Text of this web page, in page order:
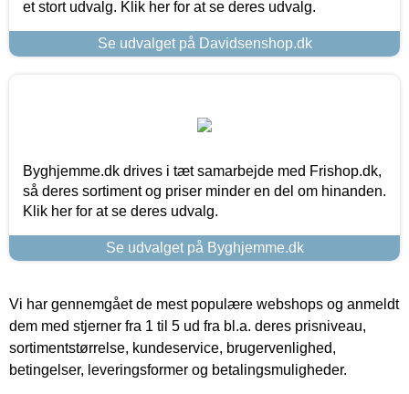
et stort udvalg. Klik her for at se deres udvalg.
Se udvalget på Davidsenshop.dk
Byghjemme.dk drives i tæt samarbejde med Frishop.dk,
så deres sortiment og priser minder en del om hinanden.
Klik her for at se deres udvalg.
Se udvalget på Byghjemme.dk
Vi har gennemgået de mest populære webshops og anmeldt
dem med stjerner fra 1 til 5 ud fra bl.a. deres prisniveau,
sortimentstørrelse, kundeservice, brugervenlighed,
betingelser, leveringsformer og betalingsmuligheder.